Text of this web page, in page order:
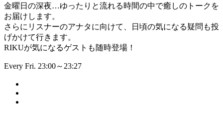
金曜日の深夜…ゆったりと流れる時間の中で癒しのトークを
お届けします。
さらにリスナーのアナタに向けて、日頃の気になる疑問も投
げかけて行きます。
RIKUが気になるゲストも随時登場！
Every Fri. 23:00～23:27